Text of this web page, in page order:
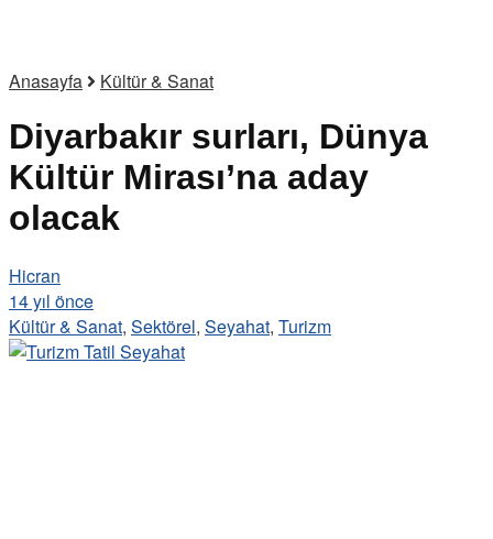
Anasayfa Kültür & Sanat
Diyarbakır surları, Dünya
Kültür Mirası’na aday
olacak
Hicran
14 yıl önce
Kültür & Sanat, Sektörel, Seyahat, Turizm